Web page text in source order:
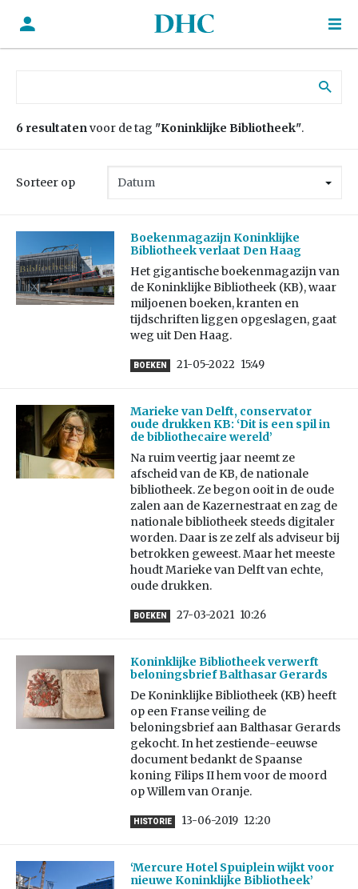
6 resultatenvoor de tag "Koninklijke Bibliotheek".
Sorteer op
Boekenmagazijn Koninklijke
Bibliotheek verlaat Den Haag
Het gigantische boekenmagazijn van
de Koninklijke Bibliotheek (KB), waar
miljoenen boeken, kranten en
tijdschriften liggen opgeslagen, gaat
weg uit Den Haag.
BOEKEN 21-05-2022 15:49
Marieke van Delft, conservator
oude drukken KB: ‘Dit is een spil in
de bibliothecaire wereld’
Na ruim veertig jaar neemt ze
afscheid van de KB, de nationale
bibliotheek. Ze begon ooit in de oude
zalen aan de Kazernestraat en zag de
nationale bibliotheek steeds digitaler
worden. Daar is ze zelf als adviseur bij
betrokken geweest. Maar het meeste
houdt Marieke van Delft van echte,
oude drukken.
BOEKEN 27-03-2021 10:26
Koninklijke Bibliotheek verwerft
beloningsbrief Balthasar Gerards
De Koninklijke Bibliotheek (KB) heeft
op een Franse veiling de
beloningsbrief aan Balthasar Gerards
gekocht. In het zestiende-eeuwse
document bedankt de Spaanse
koning Filips II hem voor de moord
op Willem van Oranje.
HISTORIE 13-06-2019 12:20
‘Mercure Hotel Spuiplein wijkt voor
nieuwe Koninklijke Bibliotheek’